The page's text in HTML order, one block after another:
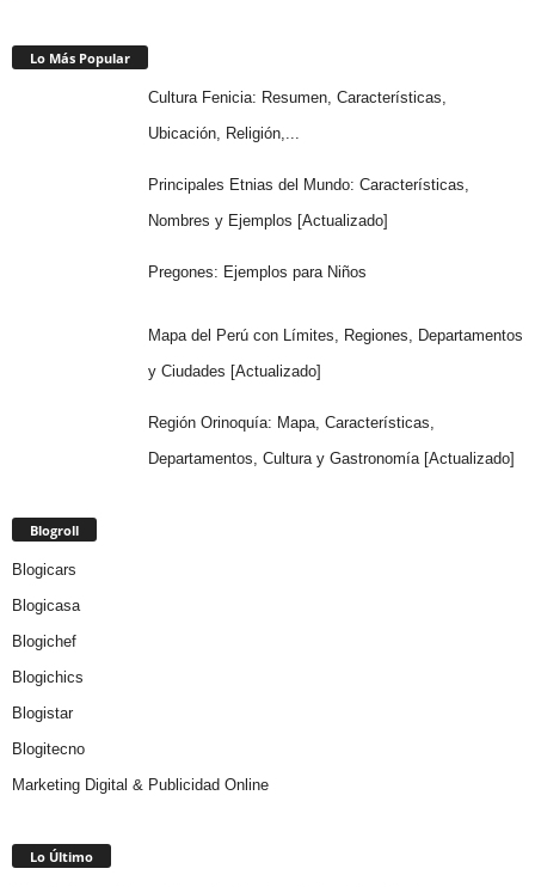
Lo Más Popular
Cultura Fenicia: Resumen, Características,
Ubicación, Religión,...
Principales Etnias del Mundo: Características,
Nombres y Ejemplos [Actualizado]
Pregones: Ejemplos para Niños
Mapa del Perú con Límites, Regiones, Departamentos
y Ciudades [Actualizado]
Región Orinoquía: Mapa, Características,
Departamentos, Cultura y Gastronomía [Actualizado]
Blogroll
Blogicars
Blogicasa
Blogichef
Blogichics
Blogistar
Blogitecno
Marketing Digital & Publicidad Online
Lo Último